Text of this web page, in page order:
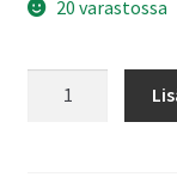
20 varastossa